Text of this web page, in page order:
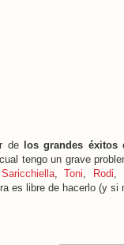
de los grandes éxitos
tengo un grave
Saricchiella,Toni, Rodi,
es libre de hacerlo (y